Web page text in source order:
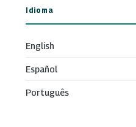
Idioma
English
Español
Português